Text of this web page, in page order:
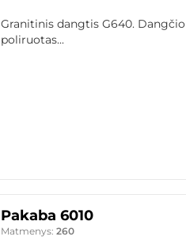
Granitinis dangtis G640.
poliruotas...
Pakaba 6010
Matmenys: 260